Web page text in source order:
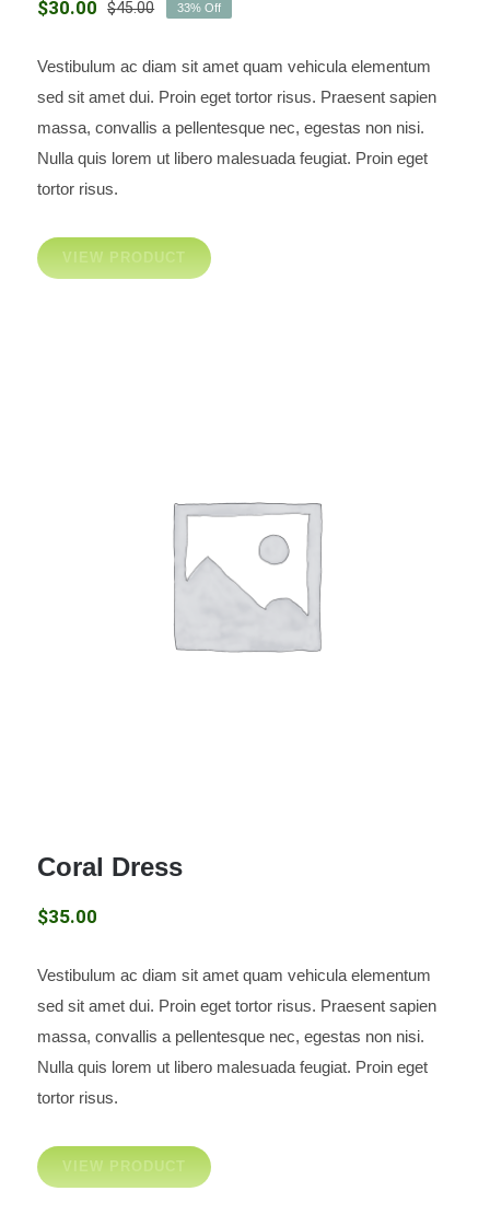
Simple Tank Top
Valorado
$45.00El
original
$45.00.
$30.00
El
actual
$30.00.
33% Off
Vestibulum ac diam sit amet quam vehicula elementum
sed sit amet dui. Proin eget tortor risus. Praesent sapien
massa, convallis a pellentesque nec, egestas non nisi.
Nulla quis lorem ut libero malesuada feugiat. Proin eget
tortor risus.
VIEW PRODUCT
Coral Dress
Coral Dress
$35.00
Vestibulum ac diam sit amet quam vehicula elementum
sed sit amet dui. Proin eget tortor risus. Praesent sapien
massa, convallis a pellentesque nec, egestas non nisi.
Nulla quis lorem ut libero malesuada feugiat. Proin eget
tortor risus.
VIEW PRODUCT